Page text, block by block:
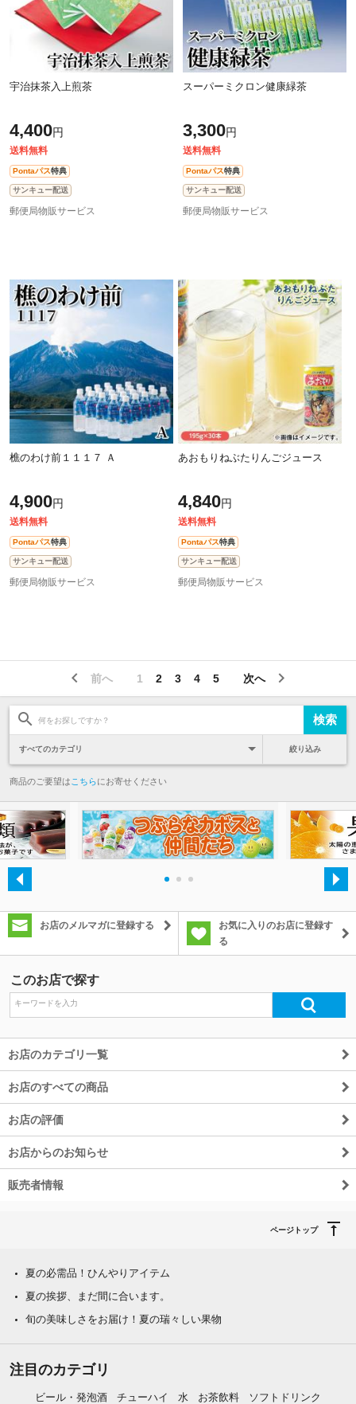
宇治抹茶入上煎茶
4,400円
送料無料
Pontaパス特典
サンキュー配送
郵便局物販サービス
スーパーミクロン健康緑茶
3,300円
送料無料
Pontaパス特典
サンキュー配送
郵便局物販サービス
樵のわけ前１１１７ Ａ
4,900円
送料無料
Pontaパス特典
サンキュー配送
郵便局物販サービス
あおもりねぶたりんごジュース
4,840円
送料無料
Pontaパス特典
サンキュー配送
郵便局物販サービス
前へ 次へ
1 2 3 4 5
絞り込み
商品のご要望は こちらにお寄せください
お店のメルマガに登録する
お気に入りのお店に登録す
る
このお店で探す
お店のカテゴリ一覧
お店のすべての商品
お店の評価
お店からのお知らせ
販売者情報
ページトップ
夏の必需品！ひんやりアイテム
夏の挨拶、まだ間に合います。
旬の美味しさをお届け！夏の瑞々しい果物
注目のカテゴリ
ビール・発泡酒 チューハイ 水 お茶飲料 ソフトドリンク